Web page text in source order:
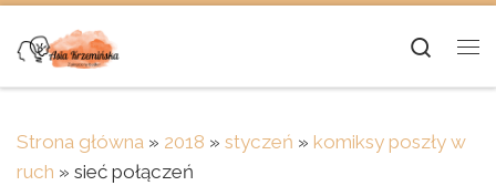
Skip to content
Strona główna » 2018 » styczeń » komiksy poszły w
ruch » sieć połączeń